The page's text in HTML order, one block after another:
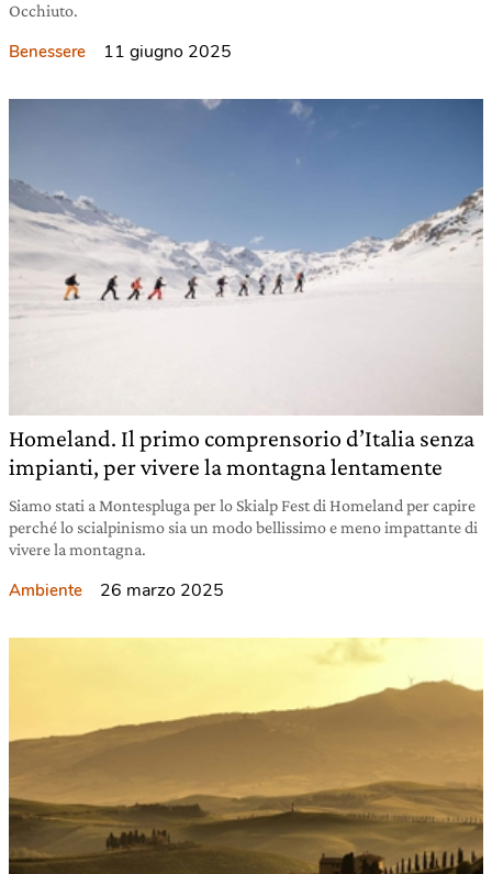
Occhiuto.
Benessere 11 giugno 2025
Homeland. Il primo comprensorio d’Italia senza
impianti, per vivere la montagna lentamente
Siamo stati a Montespluga per lo Skialp Fest di Homeland per capire
perché lo scialpinismo sia un modo bellissimo e meno impattante di
vivere la montagna.
Ambiente 26 marzo 2025